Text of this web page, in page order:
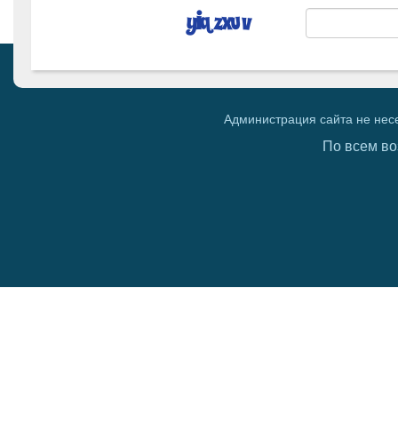
Администрация сайта не
По всем